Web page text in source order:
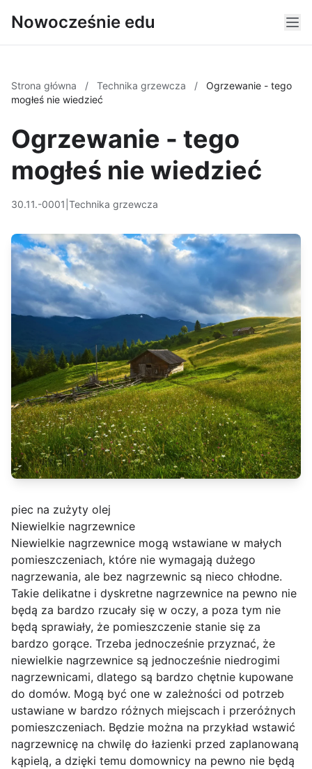
Nowocześnie edu
Strona główna / Technika grzewcza /
Ogrzewanie - tego
mogłeś nie wiedzieć
Ogrzewanie - tego
mogłeś nie wiedzieć
30.11.-0001 Technika grzewcza
piec na zużyty olej
Niewielkie nagrzewnice
Niewielkie nagrzewnice mogą wstawiane w małych
pomieszczeniach, które nie wymagają dużego
nagrzewania, ale bez nagrzewnic są nieco chłodne.
Takie delikatne i dyskretne nagrzewnice na pewno nie
będą za bardzo rzucały się w oczy, a poza tym nie
będą sprawiały, że pomieszczenie stanie się za
bardzo gorące. Trzeba jednocześnie przyznać, że
niewielkie nagrzewnice są jednocześnie niedrogimi
nagrzewnicami, dlatego są bardzo chętnie kupowane
do domów. Mogą być one w zależności od potrzeb
ustawiane w bardzo różnych miejscach i przeróżnych
pomieszczeniach. Będzie można na przykład wstawić
nagrzewnicę na chwilę do łazienki przed zaplanowaną
kąpielą, a dzięki temu domownicy na pewno nie będą